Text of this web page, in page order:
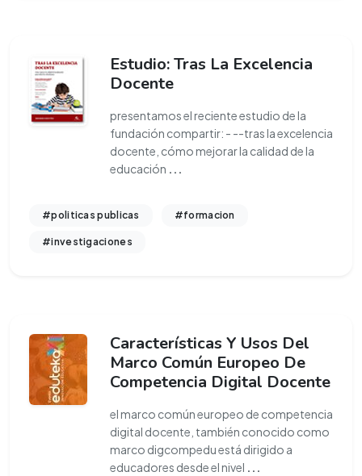
Estudio: Tras La Excelencia
Docente
presentamos el reciente estudio de la
fundación compartir: - --tras la excelencia
docente, cómo mejorar la calidad de la
educación ...
#politicas publicas #formacion
#investigaciones
Características Y Usos Del
Marco Común Europeo De
Competencia Digital Docente
el marco común europeo de competencia
digital docente, también conocido como
marco digcompedu está dirigido a
educadores desde el nivel ...